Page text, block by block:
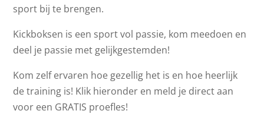
sport bij te brengen.
Kickboksen is een sport vol passie, kom meedoen en
deel je passie met gelijkgestemden!
Kom zelf ervaren hoe gezellig het is en hoe heerlijk
de training is! Klik hieronder en meld je direct aan
voor een GRATIS proefles!